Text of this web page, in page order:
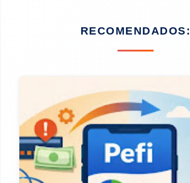
RECOMENDADOS: